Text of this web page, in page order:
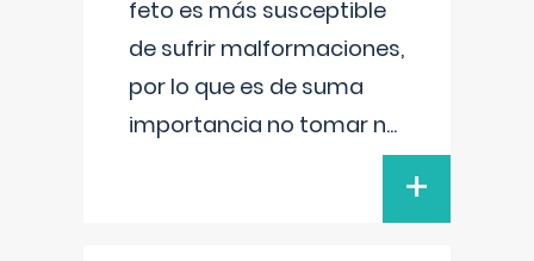
feto es más susceptible
de sufrir malformaciones,
por lo que es de suma
importancia no tomar n...
+